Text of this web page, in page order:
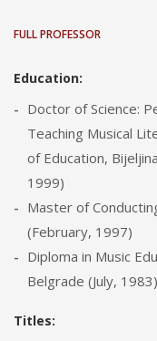
FULL PROFESSOR
Education:
Doctor of Science:
Teaching Musical
of Education,
1999)
Master of
(February, 1997)
Diploma in Music
Belgrade (July, 1983)
Titles: